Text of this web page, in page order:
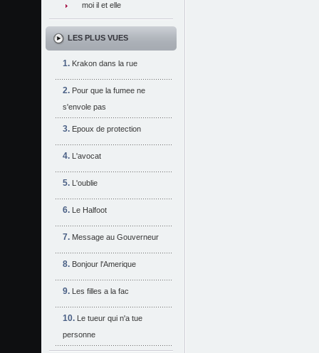
moi il et elle
LES PLUS VUES
Krakon dans la rue
Pour que la fumee ne
s'envole pas
Epoux de protection
L'avocat
L'oublie
Le Halfoot
Message au Gouverneur
Bonjour l'Amerique
Les filles a la fac
Le tueur qui n'a tue
personne